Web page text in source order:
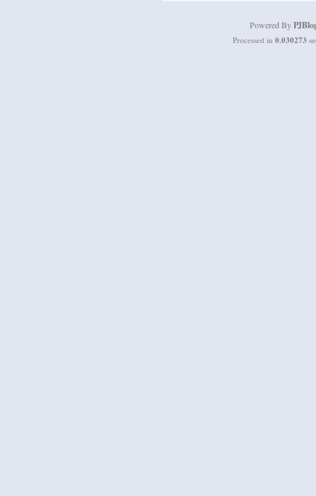
Powered By
Processed in 0.030273